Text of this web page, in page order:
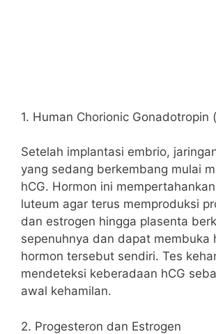
1. Human Chorionic Gonadotropin
Setelah implantasi embrio,
yang sedang berkembang mulai
hCG. Hormon ini
luteum agar terus memproduksi
dan estrogen hingga plasenta
sepenuhnya dan dapat membuka
hormon tersebut sendiri. Tes
mendeteksi keberadaan hCG
awal kehamilan.
2. Progesteron dan Estrogen